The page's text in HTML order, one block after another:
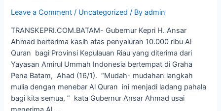
Leave a Comment / Uncategorized / Byadmin
TRANSKEPRI.COM.BATAM- Gubernur Kepri H. Ansar
Ahmad berterima kasih atas penyaluran 10.000 ribu Al
Quran bagi Provinsi Kepulauan Riau yang diterima dari
Yayasan Amirul Ummah Indonesia bertempat di Graha
Pena Batam, Ahad (16/1). “Mudah- mudahan langkah
mulia dengan menebar Al Quran ini menjadi ladang pahala
bagi kita semua, ” kata Gubernur Ansar Ahmad usai
Indonesia